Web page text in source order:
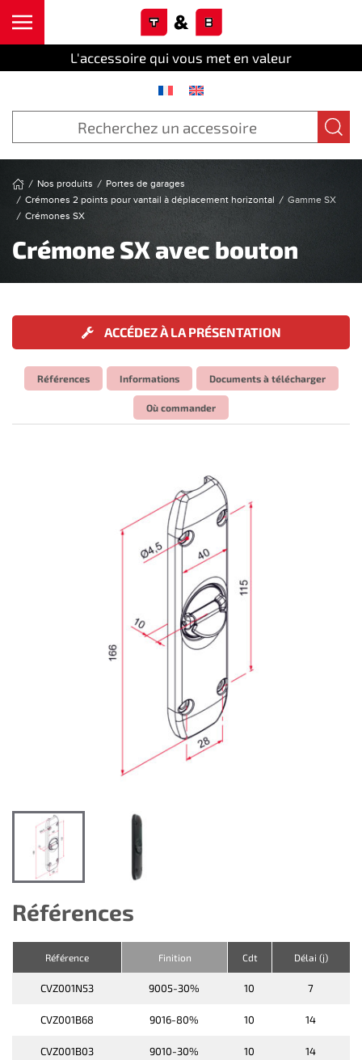
L'accessoire qui vous met en valeur
Nos produits
Portes de garages
Crémones 2 points pour vantail à déplacement horizontal
Gamme SX
Crémones SX
Crémone SX avec bouton
ACCÉDEZ À LA PRÉSENTATION
Références Informations Documents à télécharger
Où commander
Références
Référence Finition Cdt Délai (j)
CVZ001N53 9005-30% 10 7
CVZ001B68 9016-80% 10 14
CVZ001B03 9010-30% 10 14
Cookies management panel